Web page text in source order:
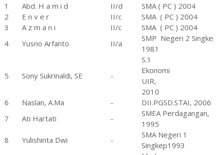
1
Abd. H a m i d II/d
SMA ( PC ) 2004
2
E n v e r II/c SMA ( PC ) 2004
3
A z m a n i II/c SMA ( PC ) 2004
4
Yusno Arfanto II/a
SMP Negeri 2
1981
5 Sony Sukrinaldi, SE -
S.1
Ekonomi
UIR,
2010
6
Naslan, A.Ma -
DII.PGSD.STAI, 2006
7
Ati Hartati -
SMEA Perdagangan,
1995
8
Yulishinta Dwi -
SMA Negeri 1
Singkep1993